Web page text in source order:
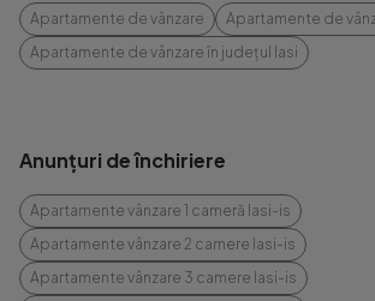
Apartamente de vânzare
Apartamente de
Apartamente de vânzare în județul Iasi
Anunțuri de închiriere
Apartamente vânzare 1 cameră Iasi-is
Apartamente vânzare 2 camere Iasi-is
Apartamente vânzare 3 camere Iasi-is